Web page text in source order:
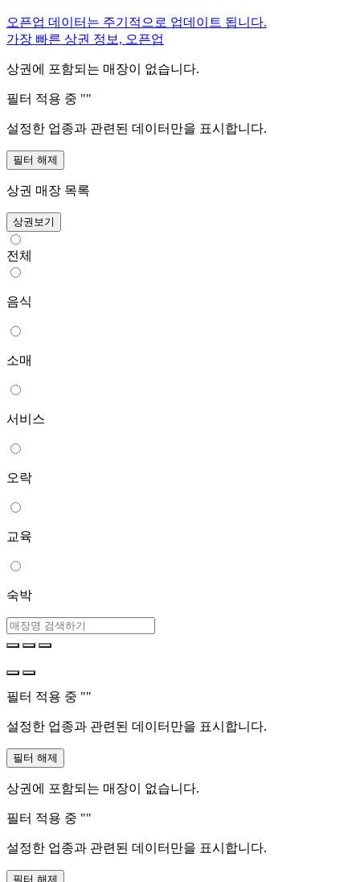
오픈업 데이터는 주기적으로 업데이트 됩니다.
가장 빠른 상권 정보, 오픈업
상권에 포함되는 매장이 없습니다.
필터 적용 중 ""
설정한 업종과 관련된 데이터만을 표시합니다.
필터 해제
상권 매장 목록
상권보기
전체
음식
소매
서비스
오락
교육
숙박
필터 적용 중 ""
설정한 업종과 관련된 데이터만을 표시합니다.
필터 해제
상권에 포함되는 매장이 없습니다.
필터 적용 중 ""
설정한 업종과 관련된 데이터만을 표시합니다.
필터 해제